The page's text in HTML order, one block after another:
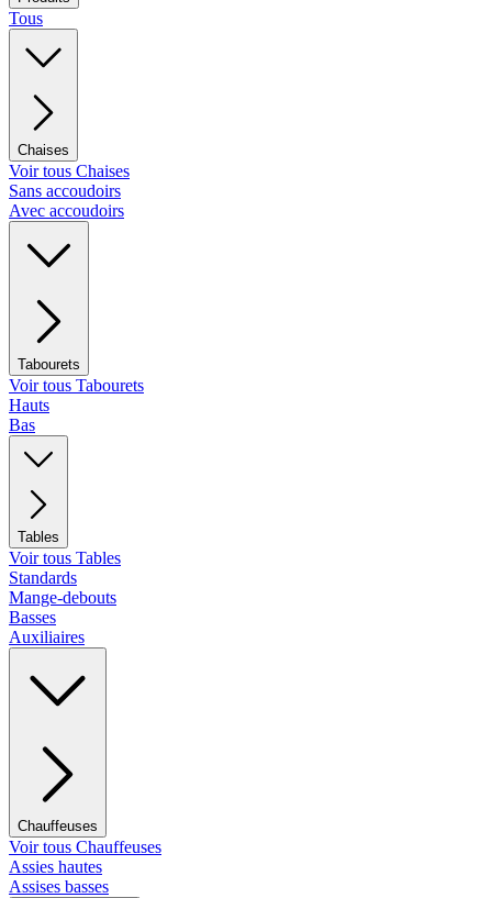
Tous
Chaises
Voir tous Chaises
Sans accoudoirs
Avec accoudoirs
Tabourets
Voir tous Tabourets
Hauts
Bas
Tables
Voir tous Tables
Standards
Mange-debouts
Basses
Auxiliaires
Chauffeuses
Voir tous Chauffeuses
Assies hautes
Assises basses